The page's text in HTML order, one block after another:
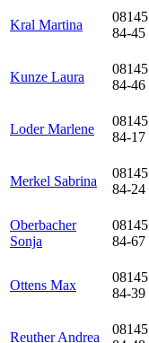
Kral Martina
08145
84-45
Kunze Laura
08145
84-46
Loder Marlene
08145
84-17
Merkel Sabrina
08145
84-24
Oberbacher
Sonja
08145
84-67
Ottens Max
08145
84-39
Reuther Andrea
08145